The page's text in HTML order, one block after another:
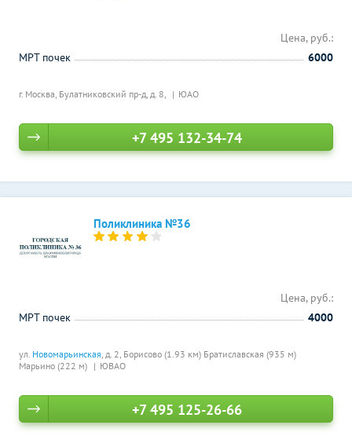
г. Москва, Булатниковский пр-д, д. 8, ЮАО
Цена, руб.:
МРТ почек
6000
+7 495 132-34-74
Поликлиника №36
ул. Новомарьинская, д. 2, Борисово (1.93 км) Братиславская (935 м)
Марьино (222 м)
ЮВАО
Цена, руб.:
МРТ почек
4000
+7 495 125-26-66